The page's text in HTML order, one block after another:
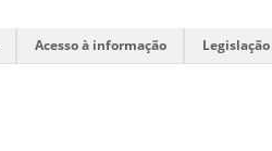
Acesso à informação Legislação